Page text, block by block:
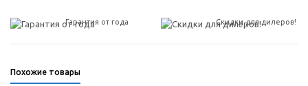
Гарантия от года Скидки для дилеров!
Похожие товары